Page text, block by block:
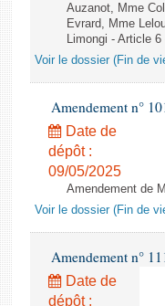
Auzanot, Mme
Evrard, Mme
Limongi - Article 6
Voir le dossier (Fin de
Amendement n°
Date de
dépôt :
09/05/2025
Amendement de
Voir le dossier (Fin de
Amendement n°
Date de
dépôt :